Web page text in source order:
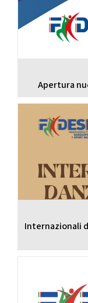
Apertura
Internazionali